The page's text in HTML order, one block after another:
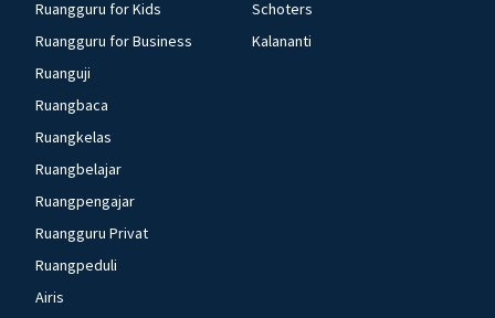
Ruangguru for Kids
Ruangguru for Business
Ruanguji
Ruangbaca
Ruangkelas
Ruangbelajar
Ruangpengajar
Ruangguru Privat
Ruangpeduli
Airis
Schoters
Kalananti